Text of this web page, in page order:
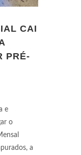
CAI
PRÉ-
e
o
a